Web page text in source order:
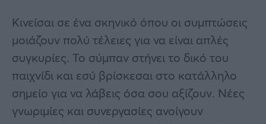
Κινείσαι σε ένα σκηνικό όπου οι συμπτώσεις
μοιάζουν πολύ τέλειες για να είναι απλές
συγκυρίες. Το σύμπαν στήνει το δικό του
παιχνίδι και εσύ βρίσκεσαι στο κατάλληλο
σημείο για να λάβεις όσα σου αξίζουν. Νέες
γνωριμίες και συνεργασίες ανοίγουν